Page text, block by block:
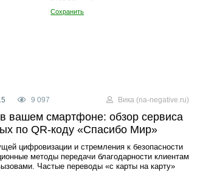
Сохранить
9 097 Вика (na-negative.ru)
вашем смартфоне: обзор сервиса
по QR-коду «Спасибо Мир»
цифровизации и стремления к безопасности
методы передачи благодарности клиентам
Частые переводы «с карты на карту»